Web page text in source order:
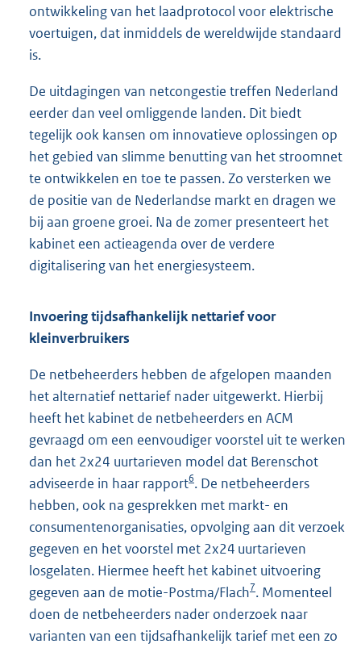
ontwikkeling van het laadprotocol voor elektrische
voertuigen, dat inmiddels de wereldwijde standaard
is.
De uitdagingen van netcongestie treffen Nederland
eerder dan veel omliggende landen. Dit biedt
tegelijk ook kansen om innovatieve oplossingen op
het gebied van slimme benutting van het stroomnet
te ontwikkelen en toe te passen. Zo versterken we
de positie van de Nederlandse markt en dragen we
bij aan groene groei. Na de zomer presenteert het
kabinet een actieagenda over de verdere
digitalisering van het energiesysteem.
Invoering tijdsafhankelijk nettarief voor
kleinverbruikers
De netbeheerders hebben de afgelopen maanden
het alternatief nettarief nader uitgewerkt. Hierbij
heeft het kabinet de netbeheerders en ACM
gevraagd om een eenvoudiger voorstel uit te werken
dan het 2x24 uurtarieven model dat Berenschot
adviseerde in haar rapport6. De netbeheerders
hebben, ook na gesprekken met markt- en
consumentenorganisaties, opvolging aan dit verzoek
gegeven en het voorstel met 2x24 uurtarieven
losgelaten. Hiermee heeft het kabinet uitvoering
gegeven aan de motie-Postma/Flach7. Momenteel
doen de netbeheerders nader onderzoek naar
varianten van een tijdsafhankelijk tarief met een zo